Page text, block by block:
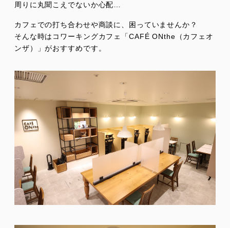
周りに丸聞こえでないか心配…
カフェでの打ち合わせや商談に、困っていませんか？
そんな時はコワーキングカフェ「CAFÉ ONthe（カフェオ
ンザ）」がおすすめです。